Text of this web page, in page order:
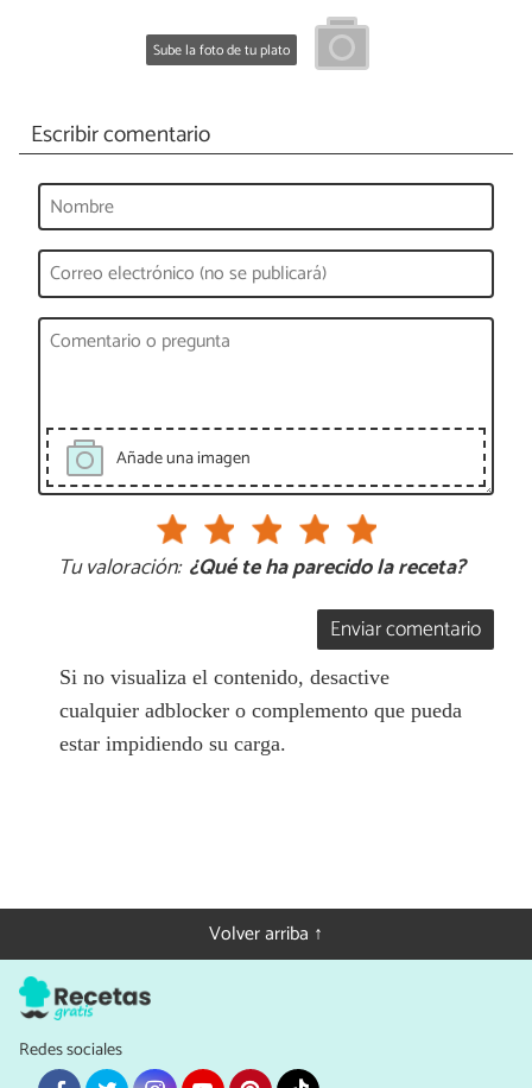
Sube la foto de tu plato
Escribir comentario
Añade una imagen
Tu valoración: ¿Qué te ha parecido la receta?
Enviar comentario
Si no visualiza el contenido, desactive
cualquier adblocker o complemento que pueda
estar impidiendo su carga.
Volver arriba ↑
Redes sociales